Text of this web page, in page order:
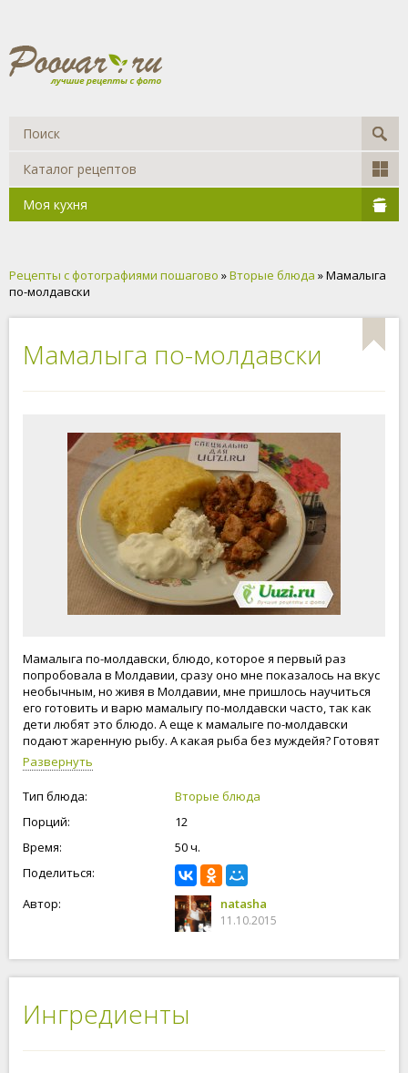
Каталог рецептов
Моя кухня
Рецепты с фотографиями пошагово »Вторые блюда » Мамалыга
по-молдавски
Мамалыга по-молдавски
Мамалыга по-молдавски, блюдо, которое я первый раз
попробовала в Молдавии, сразу оно мне показалось на вкус
необычным, но живя в Молдавии, мне пришлось научиться
его готовить и варю мамалыгу по-молдавски часто, так как
дети любят это блюдо. А еще к мамалыге по-молдавски
подают жаренную рыбу. А какая рыба без муждейя? Готовят
муждей из чеснока, соли, белого сухого вина или уксуса, воды
или бульона. Чеснок почистить, растолочь в ступке с солью и
добавить по вкусу - вино, воду. В Молдавии к мамалыге еще
подают стакан домашнего вина. Приятного аппетита!
Развернуть
Тип блюда:
Вторые блюда
Порций:
12
Время:
50 ч.
Поделиться:
Автор:
natasha
11.10.2015
Ингредиенты